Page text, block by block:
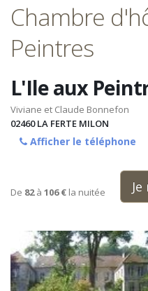
Chambre
Peintres
L'Ile aux
Viviane et Claude Bonnefon
02460 LA FERTE MILON
Afficher le téléphone
De 82à 106 € la nuitée